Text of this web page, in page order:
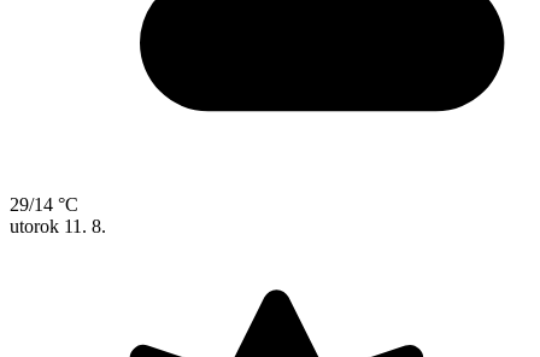
29/14 °C
utorok 11. 8.